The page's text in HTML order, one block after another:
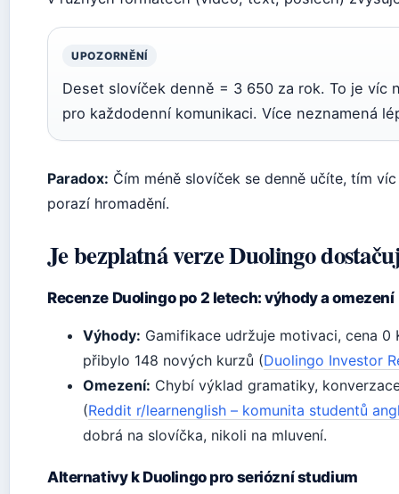
UPOZORNĚNÍ
Deset slovíček denně = 3 650 za rok. To je víc
pro každodenní komunikaci. Více neznamená
Paradox: Čím méně slovíček se denně učíte, tím
porazí hromadění.
Je bezplatná verze Duolingo
Recenze Duolingo po 2 letech: výhody a omezení
Výhody: Gamifikace udržuje motivaci, cena
přibylo 148 nových kurzů (Duolingo Investor
Omezení: Chybí výklad gramatiky,
(Reddit r/learnenglish – komunita studentů
dobrá na slovíčka, nikoli na mluvení.
Alternativy k Duolingo pro seriózní studium